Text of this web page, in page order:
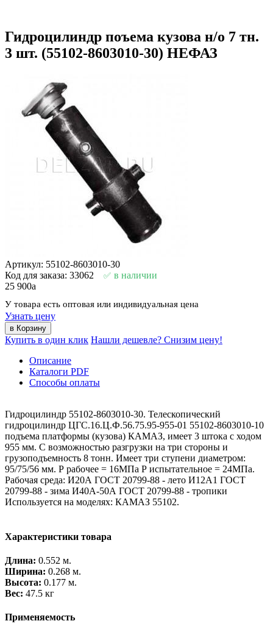
Гидроцилиндр поъема кузова н/о 7 тн.
3 шт. (55102-8603010-30) НЕФАЗ
Артикул: 55102-8603010-30
Код для заказа: 33062
в наличии
25 900a
У товара есть оптовая или индивидуальная цена
Узнать цену
Купить в один клик Нашли дешевле? Снизим цену!
Описание
Каталоги PDF
Способы оплаты
Гидроцилиндр 55102-8603010-30. Телескопический
гидроцилиндр ЦГС.16.Ц.Ф.56.75.95-955-01 55102-8603010-10
подъема платформы (кузова) КАМАЗ, имеет 3 штока с ходом
955 мм. С возможностью разгрузки на три стороны и
грузоподъемность 8 тонн. Имеет три ступени диаметром:
95/75/56 мм. Р рабочее = 16МПа Р испытательное = 24МПа.
Рабочая среда: И20А ГОСТ 20799-88 - лето И12А1 ГОСТ
20799-88 - зима И40А-50А ГОСТ 20799-88 - тропики
Используется на моделях: КАМАЗ 55102.
Характеристики товара
Длина: 0.552 м.
Ширина: 0.268 м.
Высота: 0.177 м.
Вес: 47.5 кг
Применяемость